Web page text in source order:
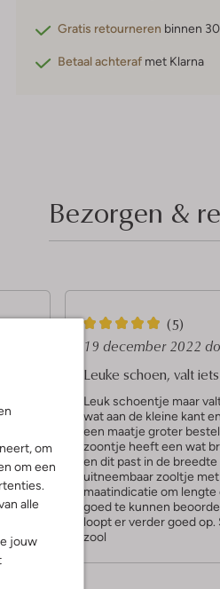
om
om een
alle
jouw
Gratis retourneren binnen
Betaal achteraf met Klarna
Bezorgen &
voet
5
S
t
e
r
r
e
n
(5)
19 december 2022
Leuke schoen, valt
Leuk schoentje maar
wat aan de kleine kant
een maatje groter
zoontje heeft een wat
en dit past in de
uitneembaar zooltje met
maatindicatie om lengte
goed te kunnen
loopt er verder goed op.
zool